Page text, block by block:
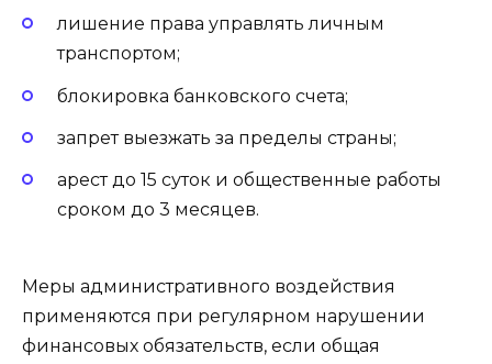
лишение права управлять личным
транспортом;
блокировка банковского счета;
запрет выезжать за пределы страны;
арест до 15 суток и общественные работы
сроком до 3 месяцев.
Меры административного воздействия
применяются при регулярном нарушении
финансовых обязательств, если общая